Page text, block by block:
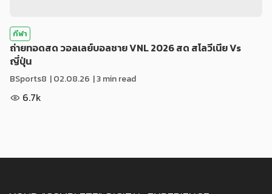
กีฬา
ถ่ายทอดสด วอลเลย์บอลชาย VNL 2026 สด สโลวีเนีย Vs
ญี่ปุ่น
BSports8 |02.08.26 | 3 min read
6.7k